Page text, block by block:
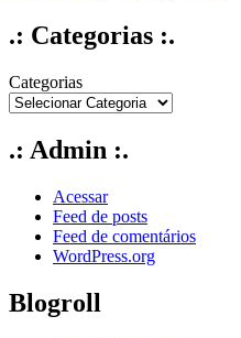
.: Categorias :.
Categorias
.: Admin :.
Acessar
Feed de posts
Feed de comentários
WordPress.org
Blogroll